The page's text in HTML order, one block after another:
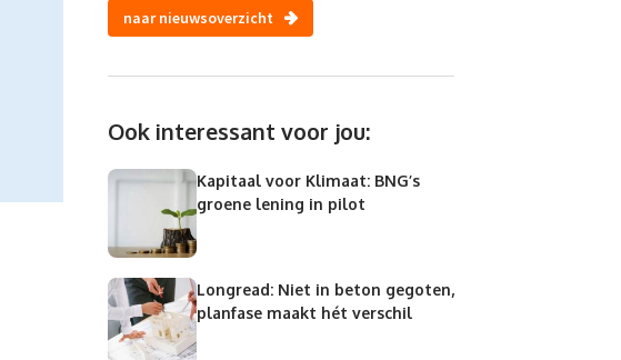
naar nieuwsoverzicht
Ook interessant voor jou:
Kapitaal voor Klimaat: BNG’s
groene lening in pilot
Longread: Niet in beton gegoten,
planfase maakt hét verschil